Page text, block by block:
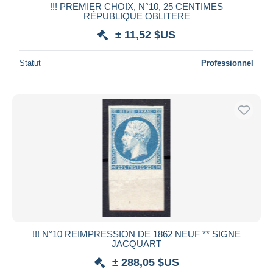
!!! PREMIER CHOIX, N°10, 25 CENTIMES
RÉPUBLIQUE OBLITERE
± 11,52 $US
Statut Professionnel
!!! N°10 REIMPRESSION DE 1862 NEUF ** SIGNE
JACQUART
± 288,05 $US